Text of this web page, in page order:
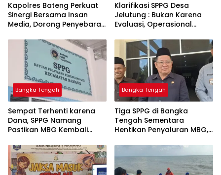
‎Kapolres Bateng Perkuat
Sinergi Bersama Insan
Media, Dorong Penyebaran
Layanan Polri 110
‎Klarifikasi SPPG Desa
Jelutung : Bukan Karena
Evaluasi, Operasional
Dana Banper Belum Cair
Bangka Tengah
‎Sempat Terhenti karena
Dana, SPPG Namang
Pastikan MBG Kembali
Bangka Tengah
‎Tiga SPPG di Bangka
Tengah Sementara
Hentikan Penyaluran MBG,